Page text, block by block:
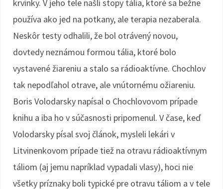
krvinky. V jeho tele našli stopy tália, ktoré sa bežne
používa ako jed na potkany, ale terapia nezaberala.
Neskôr testy odhalili, že bol otrávený novou,
dovtedy neznámou formou tália, ktoré bolo
vystavené žiareniu a stalo sa rádioaktívne. Chochlov
tak nepodľahol otrave, ale vnútornému ožiareniu.
Boris Volodarsky napísal o Chochlovovom prípade
knihu a iba ho v súčasnosti pripomenul. V čase, keď
Volodarsky písal svoj článok, mysleli lekári v
Litvinenkovom prípade tiež na otravu rádioaktívnym
táliom (aj jemu napríklad vypadali vlasy), hoci nie
všetky príznaky boli typické pre otravu táliom a v tele